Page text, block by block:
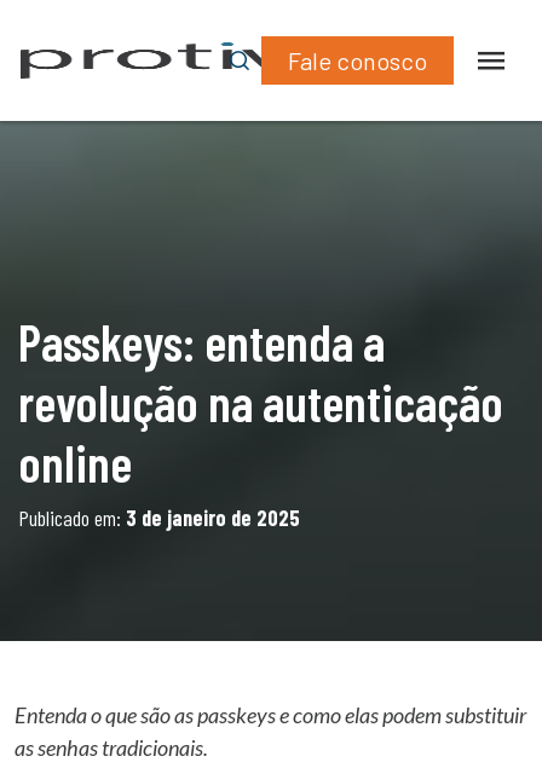
Fale conosco
Passkeys: entenda a
revolução na autenticação
online
Publicado em: 3 de janeiro de 2025
Entenda o que são as passkeys e como elas podem substituir
as senhas tradicionais.